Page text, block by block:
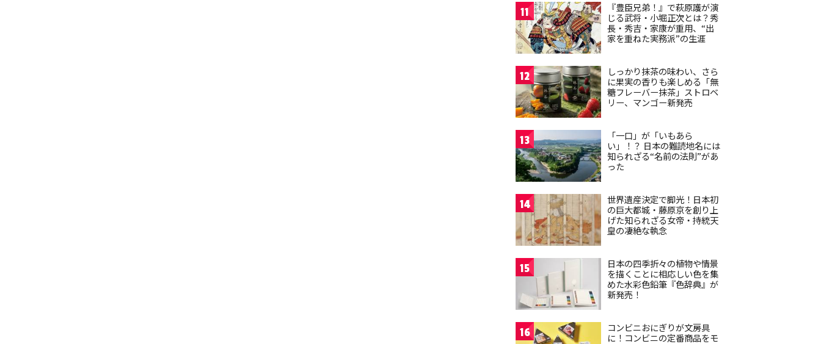
11
『豊臣兄弟！』で萩原護が演
じる武将・小堀正次とは？秀
長・秀吉・家康が重用、“出
家を重ねた実務派”の生涯
12
しっかり抹茶の味わい、さら
に果実の香りも楽しめる「無
糖フレーバー抹茶」ストロベ
リー、マンゴー新発売
13
「一口」が「いもあら
い」！？ 日本の難読地名には
知られざる“名前の法則”があ
った
14
世界遺産決定で脚光！日本初
の巨大都城・藤原京を創り上
げた知られざる女帝・持統天
皇の凄絶な執念
15
日本の四季折々の植物や情景
を描くことに相応しい色を集
めた水彩色鉛筆『色辞典』が
新発売！
16
コンビニおにぎりが文房具
に！コンビニの定番商品をモ